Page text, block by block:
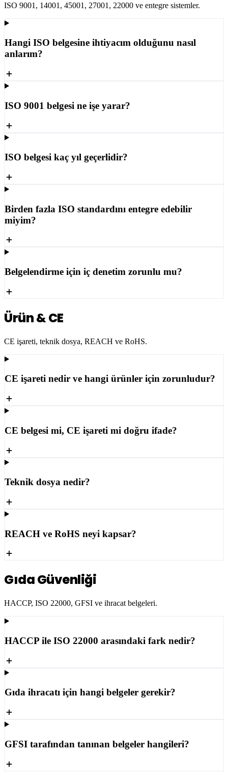
ISO 9001, 14001, 45001, 27001, 22000 ve entegre sistemler.
Hangi ISO belgesine ihtiyacım olduğunu nasıl
anlarım?
ISO 9001 belgesi ne işe yarar?
ISO belgesi kaç yıl geçerlidir?
Birden fazla ISO standardını entegre edebilir
miyim?
Belgelendirme için iç denetim zorunlu mu?
Ürün & CE
CE işareti, teknik dosya, REACH ve RoHS.
CE işareti nedir ve hangi ürünler için zorunludur?
CE belgesi mi, CE işareti mi doğru ifade?
Teknik dosya nedir?
REACH ve RoHS neyi kapsar?
Gıda Güvenliği
HACCP, ISO 22000, GFSI ve ihracat belgeleri.
HACCP ile ISO 22000 arasındaki fark nedir?
Gıda ihracatı için hangi belgeler gerekir?
GFSI tarafından tanınan belgeler hangileri?